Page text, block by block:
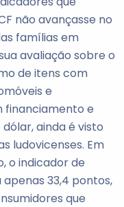
não avançasse no
famílias em
avaliação sobre o
de itens com
e
financiamento e
ainda é visto
ludovicenses. Em
o indicador de
33,4 pontos,
que